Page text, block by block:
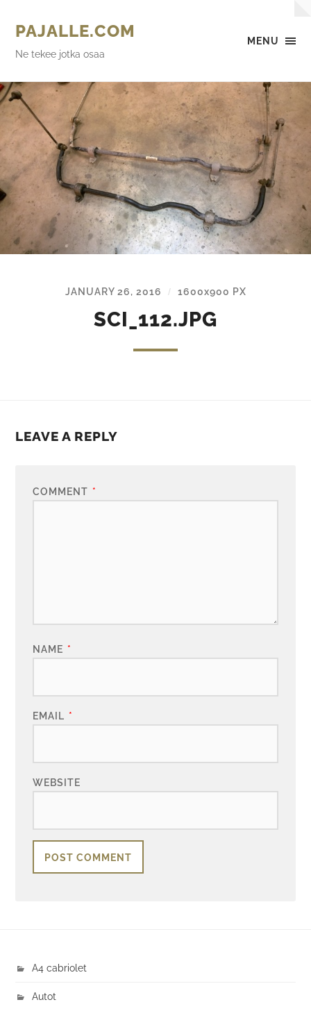
MENU
PAJALLE.COM
Ne tekee jotka osaa
JANUARY 26, 2016 / 1600x900 PX
SCI_112.JPG
LEAVE A REPLY
COMMENT *
NAME *
EMAIL *
WEBSITE
A4 cabriolet
Autot